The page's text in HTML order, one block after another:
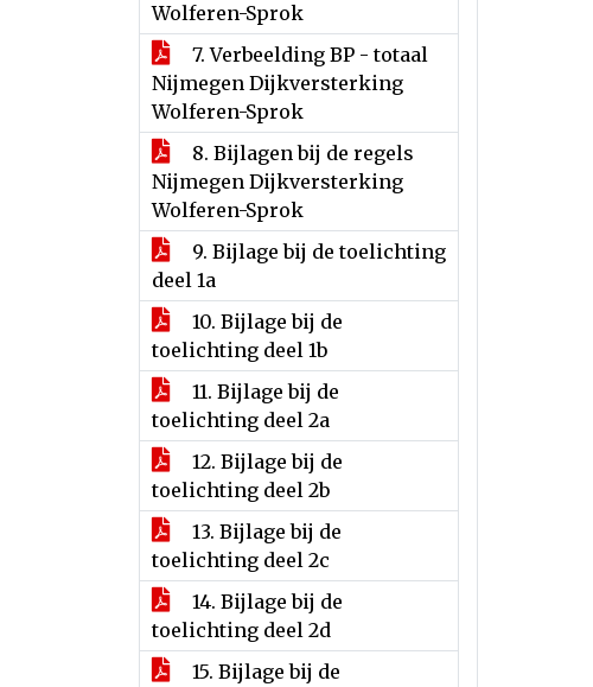
Wolferen-Sprok
7. Verbeelding BP - totaal
Nijmegen Dijkversterking
Wolferen-Sprok
8. Bijlagen bij de regels
Nijmegen Dijkversterking
Wolferen-Sprok
9. Bijlage bij de toelichting
deel 1a
10. Bijlage bij de
toelichting deel 1b
11. Bijlage bij de
toelichting deel 2a
12. Bijlage bij de
toelichting deel 2b
13. Bijlage bij de
toelichting deel 2c
14. Bijlage bij de
toelichting deel 2d
15. Bijlage bij de